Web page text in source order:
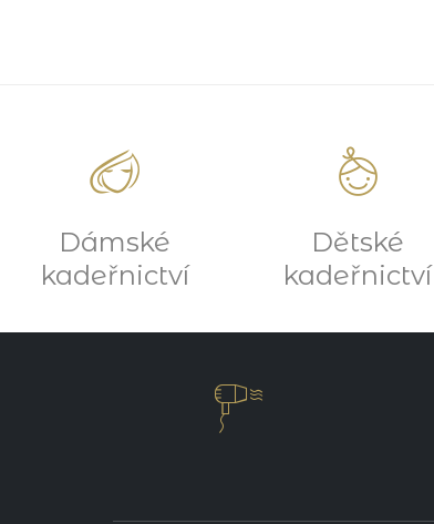

Dámské
kadeřnictví

Dětské
kadeřnictví
